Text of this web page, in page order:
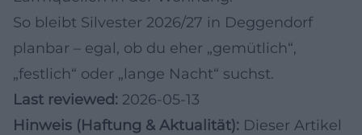
So bleibt Silvester 2026/27 in Deggendorf
planbar – egal, ob du eher „gemütlich“,
„festlich“ oder „lange Nacht“ suchst.
Last reviewed: 2026-05-13
Hinweis (Haftung & Aktualität): Dieser Artikel